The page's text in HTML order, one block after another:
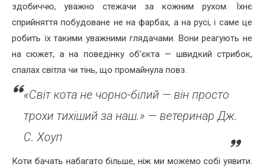
здобиччю, уважно стежачи за кожним рухом. Їхнє
сприйняття побудоване не на фарбах, а на русі, і саме це
робить їх такими уважними глядачами. Вони реагують не
на сюжет, а на поведінку об’єкта — швидкий стрибок,
спалах світла чи тінь, що промайнула повз.
«Світ кота не чорно-білий — він просто
трохи тихіший за наш.» — ветеринар Дж.
С. Хоуп
Коти бачать набагато більше, ніж ми можемо собі уявити.